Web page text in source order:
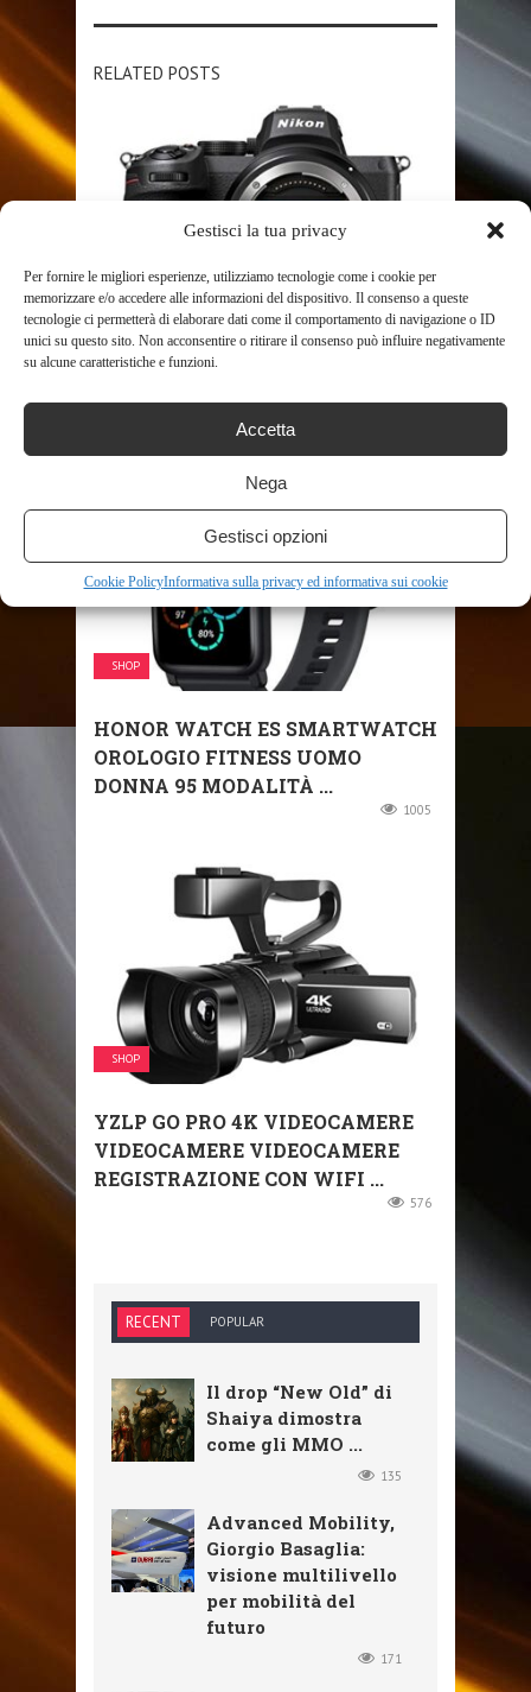
Gestisci la tua privacy
Per fornire le migliori esperienze, utilizziamo tecnologie come i cookie per
memorizzare e/o accedere alle informazioni del dispositivo. Il consenso a queste
tecnologie ci permetterà di elaborare dati come il comportamento di navigazione o ID
unici su questo sito. Non acconsentire o ritirare il consenso può influire negativamente
su alcune caratteristiche e funzioni.
Accetta
Nega
Gestisci opzioni
Cookie PolicyInformativa sulla privacy ed informativa sui cookie
RELATED POSTS
SHOP
NIKON Z5 + FTZ + LEXAR SD 64 GB
SHOP
HONOR WATCH ES SMARTWATCH
OROLOGIO FITNESS UOMO
DONNA 95 MODALITÀ ...
1005
SHOP
YZLP GO PRO 4K VIDEOCAMERE
VIDEOCAMERE VIDEOCAMERE
REGISTRAZIONE CON WIFI ...
576
RECENT POPULAR
Il drop “New Old” di
Shaiya dimostra
come gli MMO ...
135
Advanced Mobility,
Giorgio Basaglia:
visione multilivello
per mobilità del
futuro
171